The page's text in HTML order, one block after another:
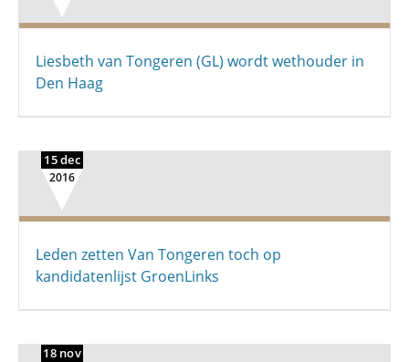
Liesbeth van Tongeren (GL) wordt wethouder in
Den Haag
15 dec
2016
Leden zetten Van Tongeren toch op
kandidatenlijst GroenLinks
18 nov